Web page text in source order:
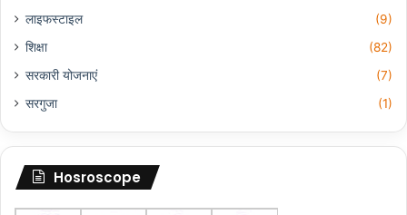
लाइफस्टाइल
(9)
शिक्षा
(82)
सरकारी योजनाएं
(7)
सरगुजा
(1)
Hosroscope